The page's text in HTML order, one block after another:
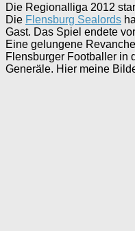
Die Regionalliga 2012
Die Flensburg Sealords
Gast. Das Spiel endete
Eine gelungene
Flensburger Footballer in
Generäle. Hier meine